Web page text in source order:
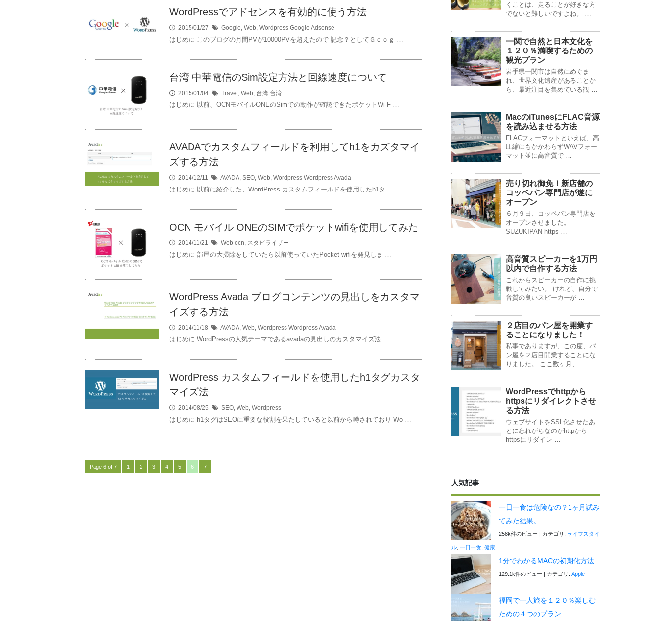
WordPressでアドセンスを有効的に使う方法
2015/01/27 Google, Web, Wordpress Google Adsense
はじめに このブログの月間PVが10000PVを超えたので 記念？としてＧｏｏｇ …
台湾 中華電信のSim設定方法と回線速度について
2015/01/04 Travel , Web, 台湾 台湾
はじめに 以前、OCNモバイルONEのSimでの動作が確認できたポケットWi-F …
AVADAでカスタムフィールドを利用してh1をカズタマイ
ズする方法
2014/12/11 AVADA, SEO, Web, Wordpress Wordpress Avada
はじめに 以前に紹介した、WordPress カスタムフィールドを使用したh1タ …
OCN モバイル ONEのSIMでポケットwifiを使用してみた
2014/11/21 Web ocn, スタビライザー
はじめに 部屋の大掃除をしていたら以前使っていたPocket wifiを発見しま …
WordPress Avada ブログコンテンツの見出しをカスタマ
イズする方法
2014/11/18 AVADA, Web, Wordpress Wordpress Avada
はじめに WordPressの人気テーマであるavadaの見出しのカスタマイズ法 …
WordPress カスタムフィールドを使用したh1タグカスタ
マイズ法
2014/08/25 SEO, Web, Wordpress
はじめに h1タグはSEOに重要な役割を果たしていると以前から噂されており Wo …
Page 6 of 7 1 2 3 4 5 6 7
くことは、走ることが好きな方
でないと難しいですよね。 …
一関で自然と日本文化を
１２０％満喫するための
観光プラン
岩手県一関市は自然にめぐま
れ、世界文化遺産があることか
ら、最近注目を集めている観 …
MacのiTunesにFLAC音源
を読み込ませる方法
FLACフォーマットといえば、高
圧縮にもかかわらずWAVフォー
マット並に高音質で …
売り切れ御免！新店舗の
コッペパン専門店が遂に
オープン
６月９日、コッペパン専門店を
オープンさせました。
SUZUKIPAN https …
高音質スピーカーを1万円
以内で自作する方法
これからスピーカーの自作に挑
戦してみたい。 けれど、自分で
音質の良いスピーカーが …
２店目のパン屋を開業す
ることになりました！
私事でありますが、この度、パ
ン屋を２店目開業することにな
りました。 ここ数ヶ月、 …
WordPressでhttpから
httpsにリダイレクトさせ
る方法
ウェブサイトをSSL化させたあ
とに忘れがちなのがhttpから
httpsにリダイレ …
人気記事
一日一食は危険なの？1ヶ月試み
てみた結果。
258k件のビュー | カテゴリ: ライフスタイ
ル 一日一食 健康
1分でわかるMACの初期化方法
129.1k件のビュー | カテゴリ: Apple
福岡で一人旅を１２０％楽しむ
ための４つのプラン